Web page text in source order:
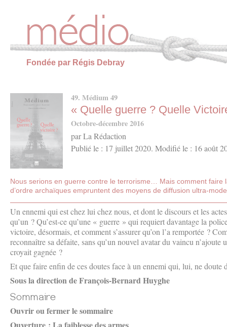
Fondée par Régis Debray
49. Médium 49
« Quelle guerre ? Quelle
Octobre-décembre 2016
par La Rédaction
Publié le : 17 juillet 2020. Modifié le : 16 août
Nous serions en guerre contre le terrorisme… Mais comment faire
d’ordre archaïques empruntent des moyens de diffusion ultra-
Un ennemi qui est chez lui chez nous, et dont le discours et les
qu’un ? Qu’est-ce qu’une « guerre » qui requiert davantage la
victoire, désormais, et comment s’assurer qu’on l’a remportée ?
reconnaître sa défaite, sans qu’un nouvel avatar du vaincu n’ajoute
croyait gagnée ?
Et que faire enfin de ces doutes face à un ennemi qui, lui, ne doute
Sous la direction de François-Bernard Huyghe
Ouvrir ou fermer le sommaire